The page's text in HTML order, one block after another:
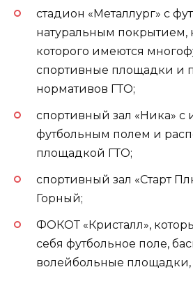
стадион «Металлург» с
натуральным покрытием,
которого имеются
спортивные площадки и
нормативов ГТО;
спортивный зал «Ника» с
футбольным полем и
площадкой ГТО;
спортивный зал «Старт
Горный;
ФОКОТ «Кристалл»,
себя футбольное поле,
волейбольные площадки,